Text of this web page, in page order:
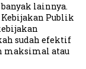
lainnya.
Kebijakan Publik
sudah efektif
maksimal atau